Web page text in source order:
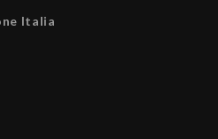
Italia